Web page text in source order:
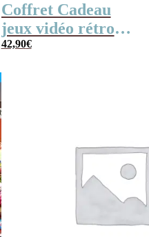
Coffret Cadeau
jeux vidéo rétro
(avec sa console de
42,90€